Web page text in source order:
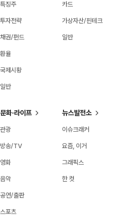
특징주
투자전략
채권/펀드
환율
국제시황
일반
카드
가상자산/핀테크
일반
문화·라이프
관광
방송/TV
영화
음악
공연/출판
스포츠
뉴스발전소
이슈크래커
요즘, 이거
그래픽스
한 컷